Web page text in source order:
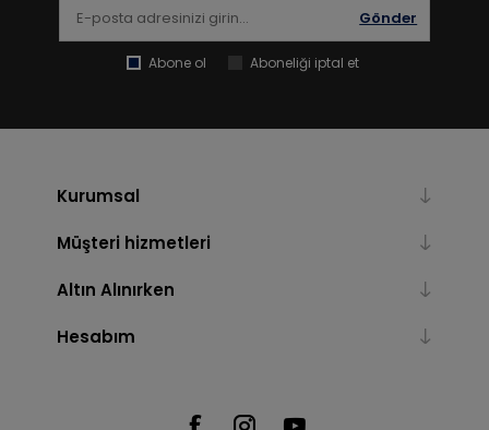
Gönder
Abone ol Aboneliği iptal et
Kurumsal
Müşteri hizmetleri
Altın Alınırken
Hesabım